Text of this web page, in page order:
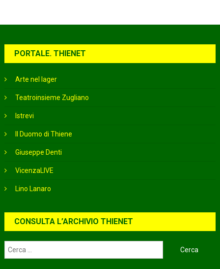
PORTALE. THIENET
Arte nel lager
Teatroinsieme Zugliano
Istrevi
Il Duomo di Thiene
Giuseppe Denti
VicenzaLIVE
Lino Lanaro
CONSULTA L’ARCHIVIO THIENET
Ricerca
per: